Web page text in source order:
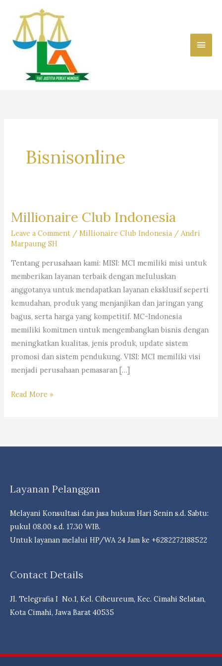
content
Main
Bisnisonline
Millionaire Club Indonesia
Leave a Comment /Millionaire Club Indonesia /Andri
Marpaung SH
Tentang perusahaan kami: MISI: MCI memiliki misi untuk
memberikan layanan terbaik dengan meluluskan
anggotanya untuk mendapatkan layanan eksklusif seperti
kemudahan, produk yang menjanjikan dan jaringan yang
bagus, serta harga yang kompetitif. MC-Indonesia
memiliki komitmen untuk mengembangkan bisnis dengan
meningkatkan kualitas, jenis produk, update sistem
promosi dan sistem pendukung. VISI: MCI memiliki visi
menjadi perusahaan pemasaran […]
Millionaire
Read More »
Layanan Pelanggan
Melayani Konsultasi dan jasa hukum Hari Senin s.d. Sabtu:
pukul 08.00 s.d. 17.30 WIB.
Untuk layanan melalui HP/WA 24 Jam ke +6282272188522
Contact Details
Jl. Telegrafia I No.1, Kel. Cibeureum, Kec. Cimahi Selatan,
Kota Cimahi, Jawa Barat 40535